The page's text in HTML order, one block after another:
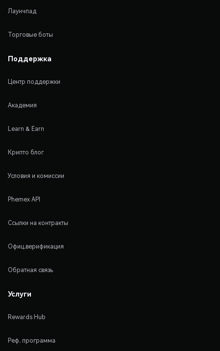
Лаунчпад
Торговые боты
Поддержка
Центр поддержки
Академия
Learn & Earn
Крипто блог
Условия и комиссии
Phemex API
Ссылки на контракты
Офиц.верификация
Обратная связь
Услуги
Rewards Hub
Реф. программа